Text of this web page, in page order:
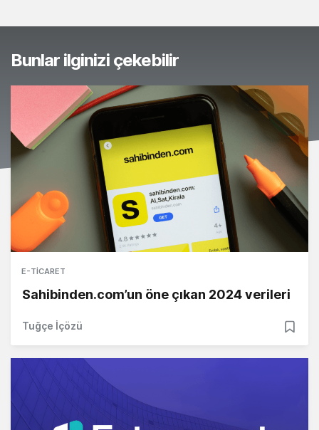
Bunlar ilginizi çekebilir
E-TICARET
Sahibinden.com’un öne çıkan 2024 verileri
Tuğçe İçözü